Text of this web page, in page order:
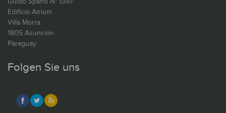
Edificio Atrium
Villa Morra
1805 Asunción
Paraguay
Folgen Sie uns